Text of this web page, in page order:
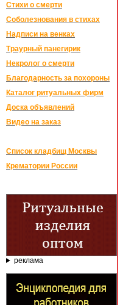
Стихи о смерти
Соболезнования в стихах
Надписи на венках
Траурный панегирик
Некролог о смерти
Благодарность за похороны
Каталог ритуальных фирм
Доска объявлений
Видео на заказ
Список кладбищ Москвы
Крематории России
реклама